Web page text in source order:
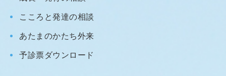
こころと発達の相談
あたまのかたち外来
予診票ダウンロード